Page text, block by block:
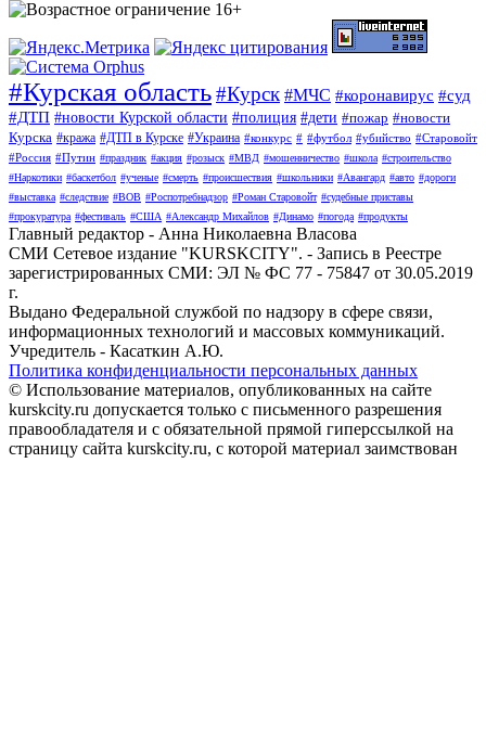
#Курская область#Курск #МЧС #коронавирус #суд
#ДТП #новости Курской области #полиция #дети #пожар #новости
Курска #кража #ДТП в Курске #Украина #конкурс # #футбол #убийство #Старовойт
#Россия #Путин #праздник #акция #розыск #МВД #мошенничество #школа #строительство
#Наркотики #баскетбол #ученые #смерть #происшествия #школьники #Авангард #авто #дороги
#выставка #следствие #ВОВ #Роспотребнадзор #Роман Старовойт #судебные приставы
#прокуратура #фестиваль #США #Александр Михайлов #Динамо #погода #продукты
Главный редактор - Анна Николаевна Власова
СМИ Сетевое издание "KURSKCITY". - Запись в Реестре
зарегистрированных СМИ: ЭЛ № ФС 77 - 75847 от 30.05.2019
г.
Выдано Федеральной службой по надзору в сфере связи,
информационных технологий и массовых коммуникаций.
Учредитель - Касаткин А.Ю.
Политика конфиденциальности персональных данных
© Использование материалов, опубликованных на сайте
kurskcity.ru допускается только с письменного разрешения
правообладателя и с обязательной прямой гиперссылкой на
страницу сайта kurskcity.ru, с которой материал заимствован